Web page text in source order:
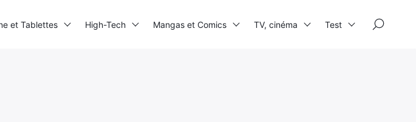
et Tablettes High-Tech Mangas et Comics TV, cinéma Test